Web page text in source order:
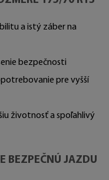
a istý záber na
bezpečnosti
pre vyšší
životnosť a spoľahlivý
BEZPEČNÚ JAZDU